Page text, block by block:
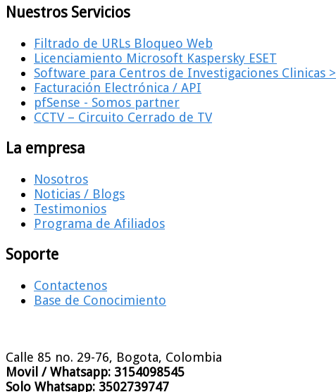
Nuestros Servicios
Filtrado de URLs Bloqueo Web
Licenciamiento Microsoft Kaspersky ESET
Software para Centros de Investigaciones Clinicas >
Facturación Electrónica / API
pfSense - Somos partner
CCTV – Circuito Cerrado de TV
La empresa
Nosotros
Noticias / Blogs
Testimonios
Programa de Afiliados
Soporte
Contactenos
Base de Conocimiento
Calle 85 no. 29-76, Bogota, Colombia
Movil / Whatsapp: 3154098545
Solo Whatsapp: 3502739747